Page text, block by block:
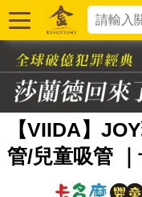
【VIIDA】
管/兒童吸管